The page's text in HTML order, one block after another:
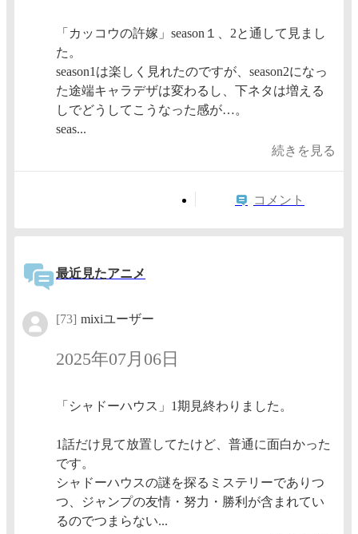
「カッコウの許嫁」season１、2と通して見まし
た。
season1は楽しく見れたのですが、season2になっ
た途端キャラデザは変わるし、下ネタは増える
しでどうしてこうなった感が…。
seas...
続きを見る
コメント
最近見たアニメ
[73] mixiユーザー
2025年07月06日
「シャドーハウス」1期見終わりました。
1話だけ見て放置してたけど、普通に面白かった
です。
シャドーハウスの謎を探るミステリーでありつ
つ、ジャンプの友情・努力・勝利が含まれてい
るのでつまらない...